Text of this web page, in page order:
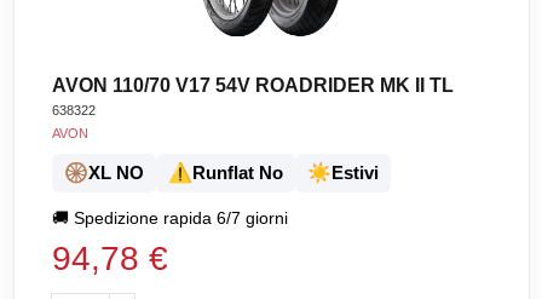
AVON 110/70 V17 54V ROADRIDER MK II TL
638322
AVON
🛞XL NO ⚠️ Runflat No ☀️ Estivi
🚚Spedizione rapida 6/7 giorni
94,78 €